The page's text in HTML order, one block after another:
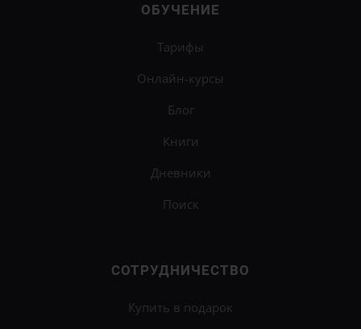
ОБУЧЕНИЕ
Тарифы
Онлайн-курсы
Блог
Книги
Дневники
Поиск
СОТРУДНИЧЕСТВО
Купить в подарок